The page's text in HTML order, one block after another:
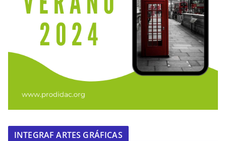
INTEGRAF ARTES GRÁFICAS